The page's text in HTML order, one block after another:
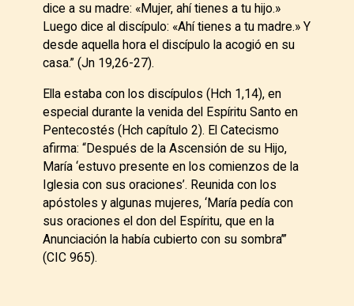
dice a su madre: «Mujer, ahí tienes a tu hijo.»
Luego dice al discípulo: «Ahí tienes a tu madre.» Y
desde aquella hora el discípulo la acogió en su
casa.” (Jn 19,26-27).
Ella estaba con los discípulos (Hch 1,14), en
especial durante la venida del Espíritu Santo en
Pentecostés (Hch capítulo 2). El Catecismo
afirma: “Después de la Ascensión de su Hijo,
María ‘estuvo presente en los comienzos de la
Iglesia con sus oraciones’. Reunida con los
apóstoles y algunas mujeres, ‘María pedía con
sus oraciones el don del Espíritu, que en la
Anunciación la había cubierto con su sombra’”
(CIC 965).